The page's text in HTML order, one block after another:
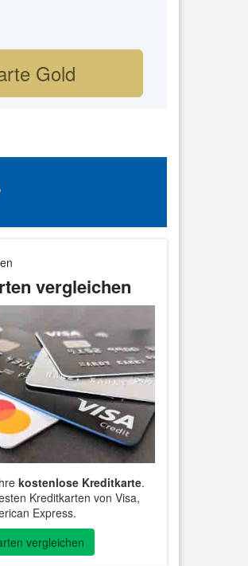
Gold
vergleichen
kostenlose Kreditkarte.
Kreditkarten von Visa,
Express.
vergleichen